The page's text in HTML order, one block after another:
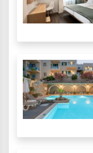
Κόνιτσα
Κουρούτα Ηλείας
Κουφονήσια
Κρήτη
Κρουαζιέρες